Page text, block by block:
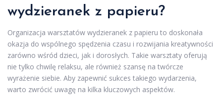
wydzieranek z papieru?
Organizacja warsztatów wydzieranek z papieru to doskonała
okazja do wspólnego spędzenia czasu i rozwijania kreatywności
zarówno wśród dzieci, jak i dorosłych. Takie warsztaty oferują
nie tylko chwilę relaksu, ale również szansę na twórcze
wyrażenie siebie. Aby zapewnić sukces takiego wydarzenia,
warto zwrócić uwagę na kilka kluczowych aspektów.